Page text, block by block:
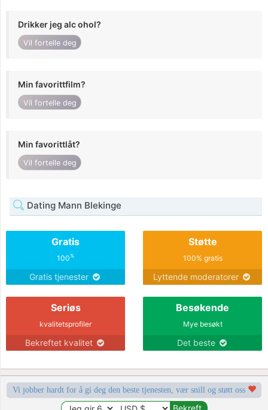
Drikker jeg alc ohol?
Vil fortelle deg
Min favorittfilm?
Vil fortelle deg
Min favorittlåt?
Vil fortelle deg
Dating Mann Blekinge
Gratis
100%
Gratis tjenester
Støtte
100% gratis
Lyttende moderatorer
Seriøs
kvalitetsprofiler
Bekreftet kvalitet
Besøkende
Mye besøkt
Det beste
Vi jobber hardt for å gi deg den beste tjenesten, vær snill og støtt oss